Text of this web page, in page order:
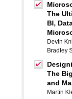
The
BI,
Devin
Bradley
The
and
Martin